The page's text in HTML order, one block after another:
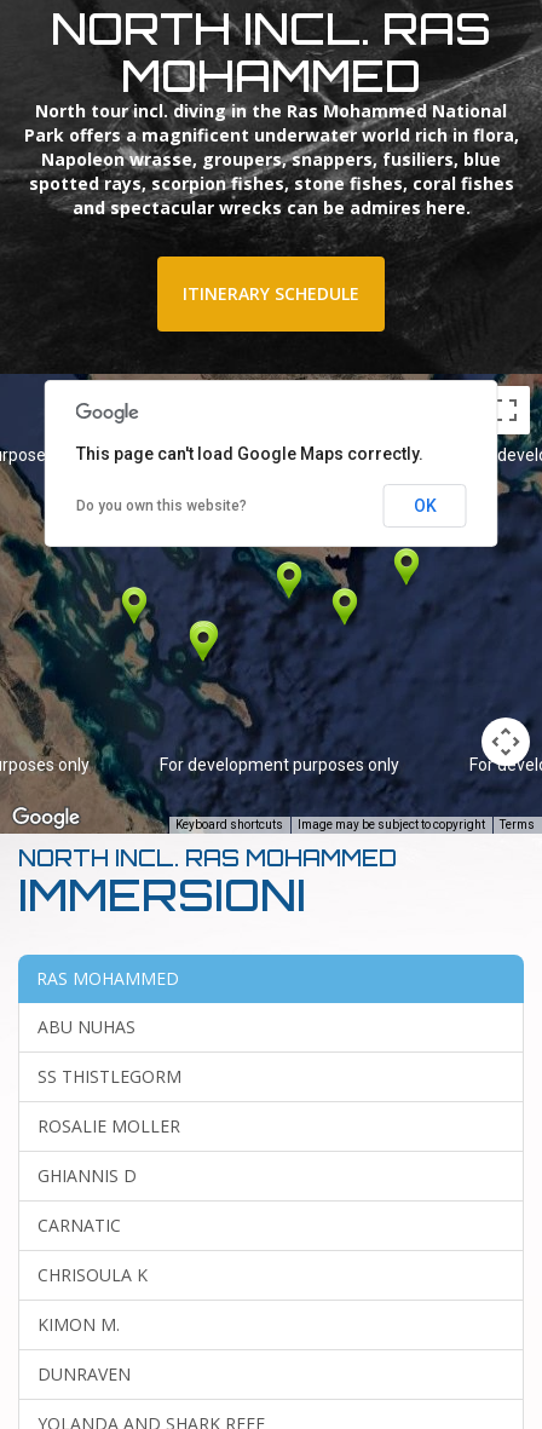
NORTH INCL. RAS
MOHAMMED
North tour incl. diving in the Ras Mohammed National
Park offers a magnificent underwater world rich in flora,
Napoleon wrasse, groupers, snappers, fusiliers, blue
spotted rays, scorpion fishes, stone fishes, coral fishes
and spectacular wrecks can be admires here.
ITINERARY SCHEDULE
For development purposes only
only For
For
For development purposes only
only
Keyboard shortcuts Image may be subject to copyright Terms
This page can't load Google Maps correctly.
Do you own this website? OK
NORTH INCL. RAS MOHAMMED
IMMERSIONI
RAS MOHAMMED
ABU NUHAS
SS THISTLEGORM
ROSALIE MOLLER
GHIANNIS D
CARNATIC
CHRISOULA K
KIMON M.
DUNRAVEN
YOLANDA AND SHARK REEF